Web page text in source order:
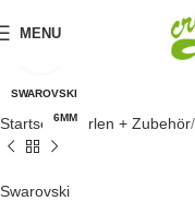
MENU
SWAROVSKI
6MM
Startseite Perlen + Zubehör
Swarovski